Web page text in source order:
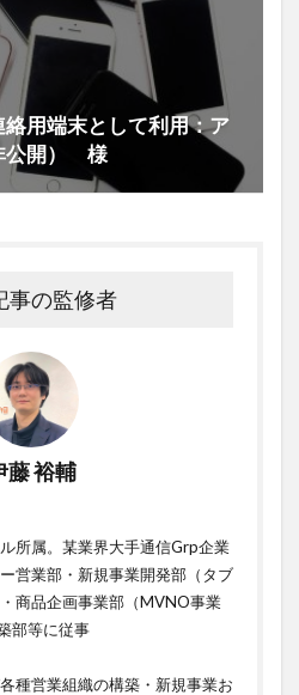
用端末として利用：ア
公開） 様
事の監修者
藤 裕輔
所属。某業界大手通信Grp企業
営業部・新規事業開発部（タブ
商品企画事業部（MVNO事業
部等に従事
種営業組織の構築・新規事業お